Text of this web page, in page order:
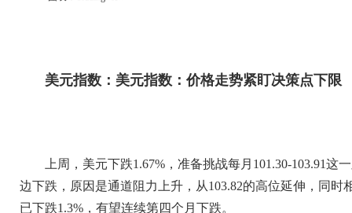
美元指数：美元指数：价格走势紧盯决策点下限
上周，美元下跌1.67%，准备挑战每月101.30-103.91
边下跌，原因是通道阻力上升，从103.82的高位延伸，同
已下跌1.3%，有望连续第四个月下跌。